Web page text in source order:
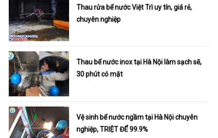
Thau rửa bể nước Việt Trì uy tín, giá rẻ,
chuyên nghiệp
Thau bể nước inox tại Hà Nội làm sạch sẽ,
30 phút có mặt
Vệ sinh bể nước ngầm tại Hà Nội chuyên
nghiệp, TRIỆT ĐỂ 99.9%